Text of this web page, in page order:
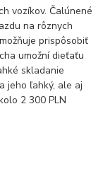
vozíkov. Čalúnené
na rôznych
prispôsobiť
umožní dieťaťu
skladanie
jeho ľahký, ale aj
2 300 PLN